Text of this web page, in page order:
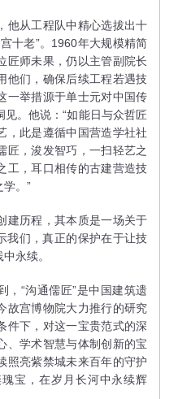
从工程队中精心选拔出十
十老”。1960年大规模精简
匠师未果，仍以主管副院长
他们，确保后续工程若遇技
一举措源于单士元对中国传
。他说：“如能日与众哲匠
，此是遵循中国营造学社社
匠，浚发智巧，一扫轻艺之
工，耳口相传的古建营造技
。”
历程，其本质是一场关于
们，真正的保护在于让技
永续。
“沟通儒匠”是中国建筑遗
故宫博物院大力推行的研究
件下，对这一宝贵范式的深
、学术智慧与体制创新的宝
照亮紫禁城未来百年的守护
宝，在岁月长河中永续辉